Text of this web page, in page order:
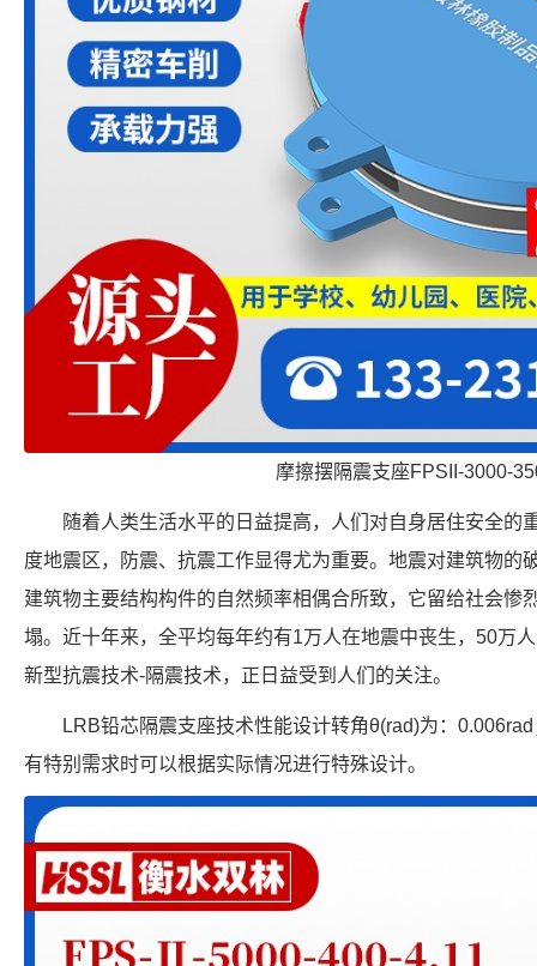
摩擦摆隔震支座FPSII-3000-
随着人类生活水平的日益提高，人们对自身居住安全的
度地震区，防震、抗震工作显得尤为重要。地震对建筑物的
建筑物主要结构构件的自然频率相偶合所致，它留给社会惨
塌。近十年来，全平均每年约有1万人在地震中丧生，50万
新型抗震技术-隔震技术，正日益受到人们的关注。
LRB铅芯隔震支座技术性能设计转角θ(rad)为：
有特别需求时可以根据实际情况进行特殊设计。